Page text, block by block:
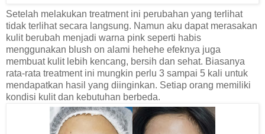
Setelah melakukan treatment ini perubahan yang terlihat
tidak terlihat secara langsung. Namun aku dapat merasakan
kulit berubah menjadi warna pink seperti habis
menggunakan blush on alami hehehe efeknya juga
membuat kulit lebih kencang, bersih dan sehat. Biasanya
rata-rata treatment ini mungkin perlu 3 sampai 5 kali untuk
mendapatkan hasil yang diinginkan. Setiap orang memiliki
kondisi kulit dan kebutuhan berbeda.